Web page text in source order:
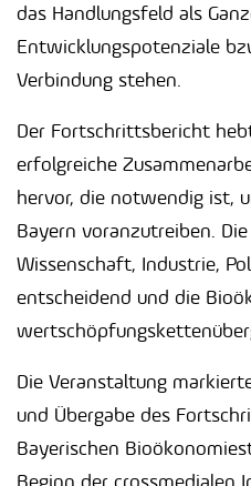
das Handlungsfeld als
Entwicklungspotenziale
Verbindung stehen.
Der Fortschrittsbericht
erfolgreiche
hervor, die notwendig ist,
Bayern voranzutreiben.
Wissenschaft, Industrie,
entscheidend und die
Die Veranstaltung
und Übergabe des
Bayerischen